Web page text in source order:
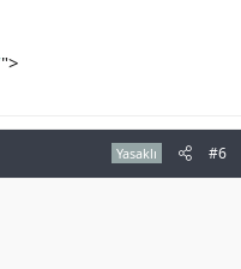
">
Yasaklı #6